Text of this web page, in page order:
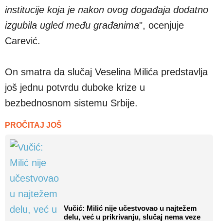
institucije koja je nakon ovog događaja dodatno
izgubila ugled među građanima", ocenjuje
Carević.
On smatra da slučaj Veselina Milića predstavlja
još jednu potvrdu duboke krize u
bezbednosnom sistemu Srbije.
PROČITAJ JOŠ
Vučić: Milić nije učestvovao u najtežem
delu, već u prikrivanju, slučaj nema veze